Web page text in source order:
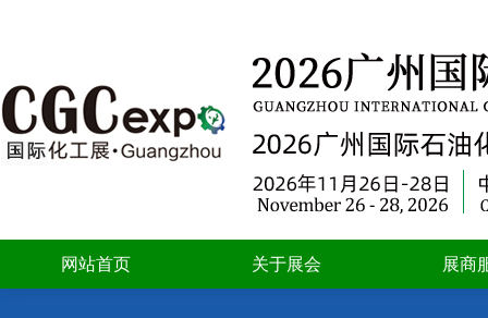
网站首页 关于展会 展商